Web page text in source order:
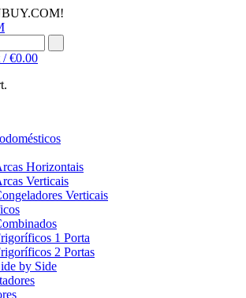
/€0.00
Horizontais
Verticais
Verticais
1 Porta
2 Portas
by Side